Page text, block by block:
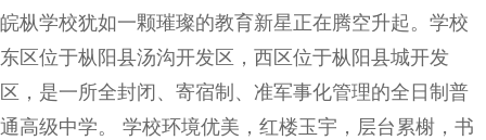
皖枞学校犹如一颗璀璨的教育新星正在腾空升起。学校
东区位于枞阳县汤沟开发区，西区位于枞阳县城开发
区，是一所全封闭、寄宿制、准军事化管理的全日制普
通高级中学。 学校环境优美，红楼玉宇，层台累榭，书